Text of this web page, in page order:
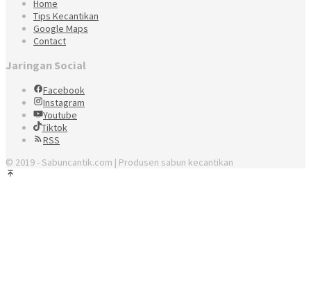
Home
Tips Kecantikan
Google Maps
Contact
Jaringan Social
Facebook
Instagram
Youtube
Tiktok
RSS
© 2019 - Sabuncantik.com | Produsen sabun kecantikan